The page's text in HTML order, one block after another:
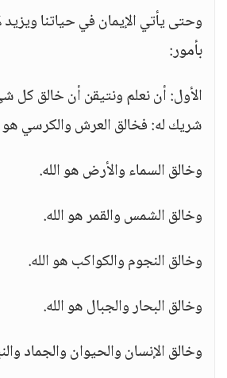
وحتى يأتي الإيمان في حياتنا ويزيد
بأمور:
الأول: أن نعلم ونتيقن أن خالق كل
شريك له: فخالق العرش والكرسي هو
وخالق السماء والأرض هو الله.
وخالق الشمس والقمر هو الله.
وخالق النجوم والكواكب هو الله.
وخالق البحار والجبال هو الله.
وخالق الإنسان والحيوان والجماد